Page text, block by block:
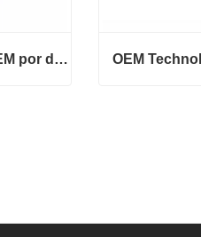
Peças de bomba de OEM por desenho